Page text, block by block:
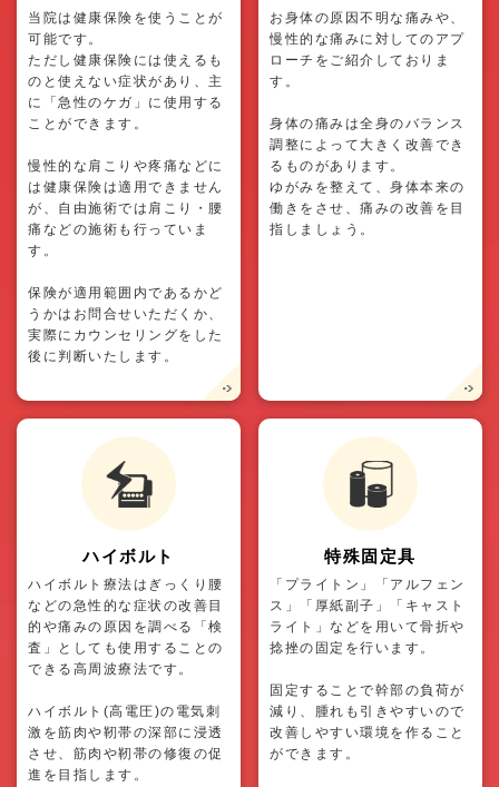
当院は健康保険を使うことが
可能です。
ただし健康保険には使えるも
のと使えない症状があり、主
に「急性のケガ」に使用する
ことができます。
慢性的な肩こりや疼痛などに
は健康保険は適用できません
が、自由施術では肩こり・腰
痛などの施術も行っていま
す。
保険が適用範囲内であるかど
うかはお問合せいただくか、
実際にカウンセリングをした
後に判断いたします。
お身体の原因不明な痛みや、
慢性的な痛みに対してのアプ
ローチをご紹介しておりま
す。
身体の痛みは全身のバランス
調整によって大きく改善でき
るものがあります。
ゆがみを整えて、身体本来の
働きをさせ、痛みの改善を目
指しましょう。
ハイボルト
ハイボルト療法はぎっくり腰
などの急性的な症状の改善目
的や痛みの原因を調べる「検
査」としても使用することの
できる高周波療法です。
ハイボルト(高電圧)の電気刺
激を筋肉や靭帯の深部に浸透
させ、筋肉や靭帯の修復の促
進を目指します。
特殊固定具
「プライトン」「アルフェン
ス」「厚紙副子」「キャスト
ライト」などを用いて骨折や
捻挫の固定を行います。
固定することで幹部の負荷が
減り、腫れも引きやすいので
改善しやすい環境を作ること
ができます。